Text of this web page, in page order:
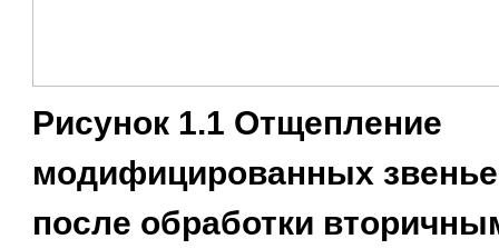
Рисунок 1.1 Отщепление
модифицированных
после обработки